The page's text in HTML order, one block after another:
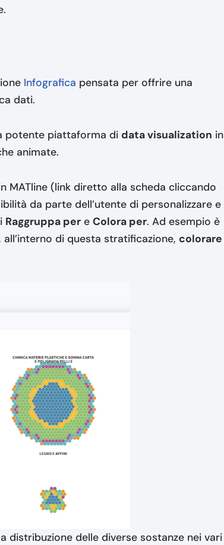
Infografica pensata per offrire una
dati.
potente piattaforma di data visualization in
animate.
MATline (link diretto alla scheda cliccando
da parte dell’utente di personalizzare e
Raggruppa per e Colora per. Ad esempio è
di questa stratificazione, colorare
distribuzione delle diverse sostanze nei vari